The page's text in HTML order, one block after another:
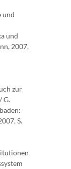
und
und
2007,
zur
G.
S.